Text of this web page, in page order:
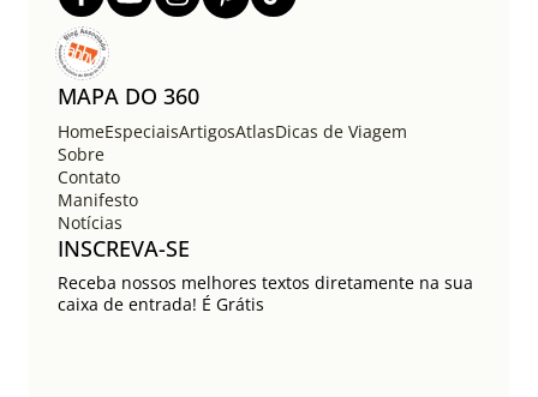
MAPA DO 360
HomeEspeciaisArtigosAtlasDicas de Viagem
Sobre
Contato
Manifesto
Notícias
INSCREVA-SE
Receba nossos melhores textos diretamente na sua
caixa de entrada! É Grátis